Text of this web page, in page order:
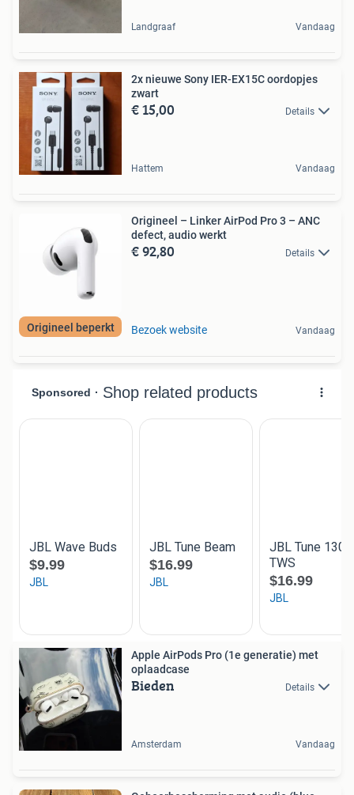
Landgraaf Vandaag
2x nieuwe Sony IER-EX15C oordopjes
zwart
€ 15,00 Details
Hattem Vandaag
Origineel beperkt
Origineel – Linker AirPod Pro 3 – ANC
defect, audio werkt
€ 92,80 Details
Bezoek website Vandaag
Apple AirPods Pro (1e generatie) met
oplaadcase
Bieden Details
Amsterdam Vandaag